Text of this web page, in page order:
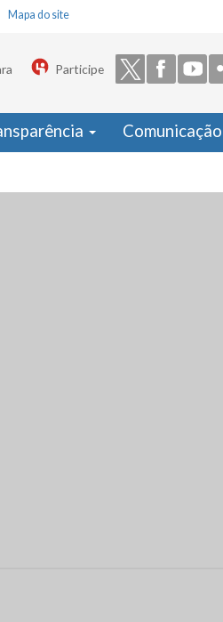
Mapa do site
Participe
Comunicação